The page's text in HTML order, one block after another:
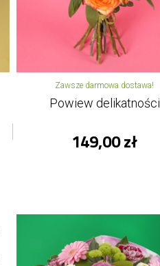
Zawsze darmowa dostawa!
Powiew delikatności
149,00 zł